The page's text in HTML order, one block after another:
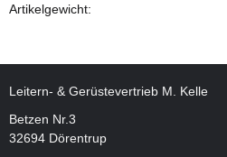
Artikelgewicht:
Leitern- & Gerüstevertrieb M. Kelle
Betzen Nr.3
32694 Dörentrup